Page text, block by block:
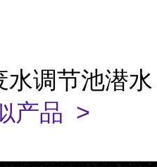
水调节池潜水
产品 >